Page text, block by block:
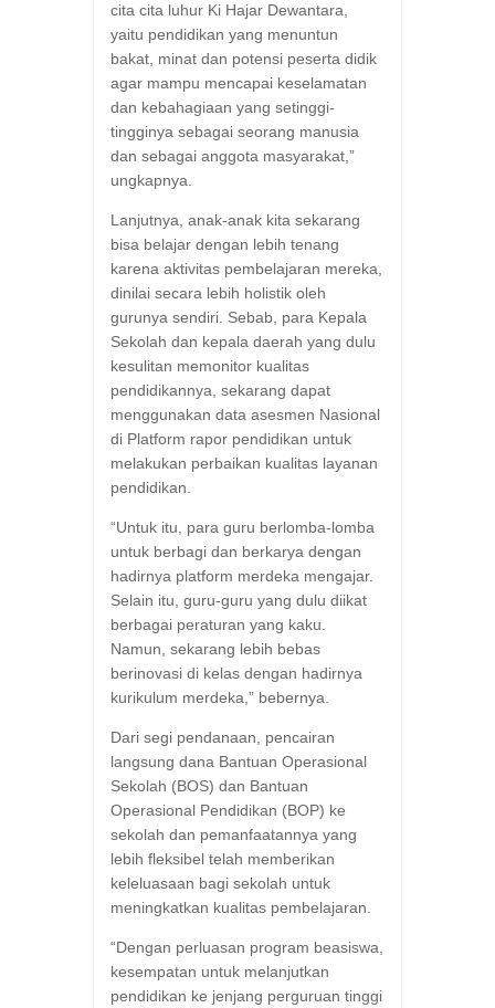
cita cita luhur Ki Hajar Dewantara,
yaitu pendidikan yang menuntun
bakat, minat dan potensi peserta didik
agar mampu mencapai keselamatan
dan kebahagiaan yang setinggi-
tingginya sebagai seorang manusia
dan sebagai anggota masyarakat,”
ungkapnya.
Lanjutnya, anak-anak kita sekarang
bisa belajar dengan lebih tenang
karena aktivitas pembelajaran mereka,
dinilai secara lebih holistik oleh
gurunya sendiri. Sebab, para Kepala
Sekolah dan kepala daerah yang dulu
kesulitan memonitor kualitas
pendidikannya, sekarang dapat
menggunakan data asesmen Nasional
di Platform rapor pendidikan untuk
melakukan perbaikan kualitas layanan
pendidikan.
“Untuk itu, para guru berlomba-lomba
untuk berbagi dan berkarya dengan
hadirnya platform merdeka mengajar.
Selain itu, guru-guru yang dulu diikat
berbagai peraturan yang kaku.
Namun, sekarang lebih bebas
berinovasi di kelas dengan hadirnya
kurikulum merdeka,” bebernya.
Dari segi pendanaan, pencairan
langsung dana Bantuan Operasional
Sekolah (BOS) dan Bantuan
Operasional Pendidikan (BOP) ke
sekolah dan pemanfaatannya yang
lebih fleksibel telah memberikan
keleluasaan bagi sekolah untuk
meningkatkan kualitas pembelajaran.
“Dengan perluasan program beasiswa,
kesempatan untuk melanjutkan
pendidikan ke jenjang perguruan tinggi